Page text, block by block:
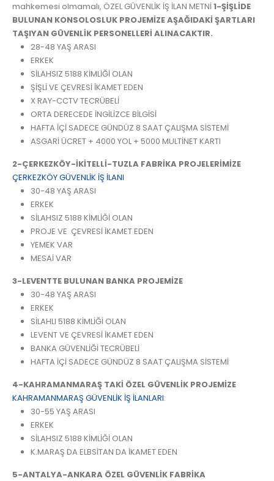
mahkemesi olmamalı, ÖZEL GÜVENLİK İŞ İLAN METNİ1-ŞİŞLİDE
BULUNAN KONSOLOSLUK PROJEMİZE AŞAĞIDAKİ ŞARTLARI
TAŞIYAN GÜVENLİK PERSONELLERİ ALINACAKTIR.
28-48 YAŞ ARASI
ERKEK
SİLAHSIZ 5188 KİMLİĞİ OLAN
ŞİŞLİ VE ÇEVRESİ İKAMET EDEN
X RAY-CCTV TECRÜBELİ
ORTA DERECEDE İNGİLİZCE BİLGİSİ
HAFTA İÇİ SADECE GÜNDÜZ 8 SAAT ÇALIŞMA SİSTEMİ
ASGARİ ÜCRET + 4000 YOL + 5000 MULTİNET KARTI
2-ÇERKEZKÖY-İKİTELLİ-TUZLA FABRİKA PROJELERİMİZE
ÇERKEZKÖY GÜVENLİK İŞ İLANI
30-48 YAŞ ARASI
ERKEK
SİLAHSIZ 5188 KİMLİĞİ OLAN
PROJE VE ÇEVRESİ İKAMET EDEN
YEMEK VAR
MESAİ VAR
3-LEVENTTE BULUNAN BANKA PROJEMİZE
30-48 YAŞ ARASI
ERKEK
SİLAHLI 5188 KİMLİĞİ OLAN
LEVENT VE ÇEVRESİ İKAMET EDEN
BANKA GÜVENLİĞİ TECRÜBELİ
HAFTA İÇİ SADECE GÜNDÜZ 8 SAAT ÇALIŞMA SİSTEMİ
4-KAHRAMANMARAŞ TAKİ ÖZEL GÜVENLİK PROJEMİZE
KAHRAMANMARAŞ GÜVENLİK İŞ İLANLARI:
30-55 YAŞ ARASI
ERKEK
SİLAHSIZ 5188 KİMLİĞİ OLAN
K.MARAŞ DA ELBSİTAN DA İKAMET EDEN
5-ANTALYA-ANKARA ÖZEL GÜVENLİK FABRİKA